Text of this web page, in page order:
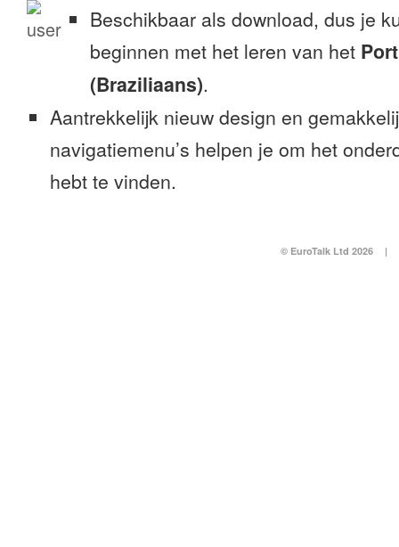
Beschikbaar als download, dus je
beginnen met het leren van het
(Braziliaans).
Aantrekkelijk nieuw design en
navigatiemenu’s helpen je om het
hebt te vinden.
© EuroTalk Ltd 2026 |